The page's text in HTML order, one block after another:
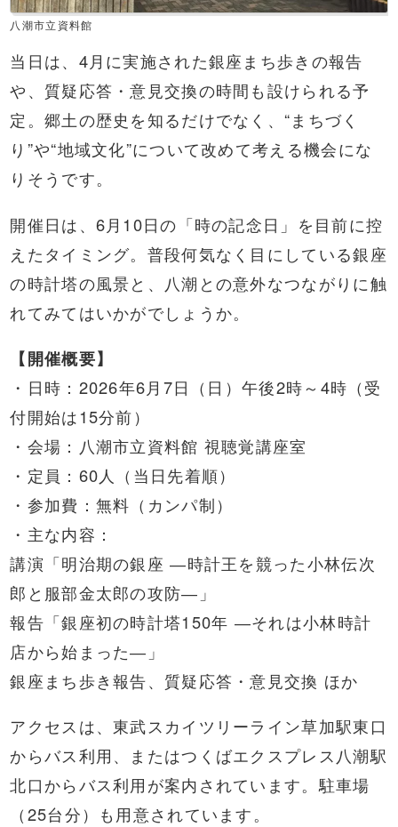
八潮市立資料館
当日は、4月に実施された銀座まち歩きの報告
や、質疑応答・意見交換の時間も設けられる予
定。郷土の歴史を知るだけでなく、“まちづく
り”や“地域文化”について改めて考える機会にな
りそうです。
開催日は、6月10日の「時の記念日」を目前に控
えたタイミング。普段何気なく目にしている銀座
の時計塔の風景と、八潮との意外なつながりに触
れてみてはいかがでしょうか。
【開催概要】
・日時：2026年6月7日（日）午後2時～4時（受
付開始は15分前）
・会場：八潮市立資料館 視聴覚講座室
・定員：60人（当日先着順）
・参加費：無料（カンパ制）
・主な内容：
講演「明治期の銀座 ―時計王を競った小林伝次
郎と服部金太郎の攻防―」
報告「銀座初の時計塔150年 ―それは小林時計
店から始まった―」
銀座まち歩き報告、質疑応答・意見交換 ほか
アクセスは、東武スカイツリーライン草加駅東口
からバス利用、またはつくばエクスプレス八潮駅
北口からバス利用が案内されています。駐車場
（25台分）も用意されています。